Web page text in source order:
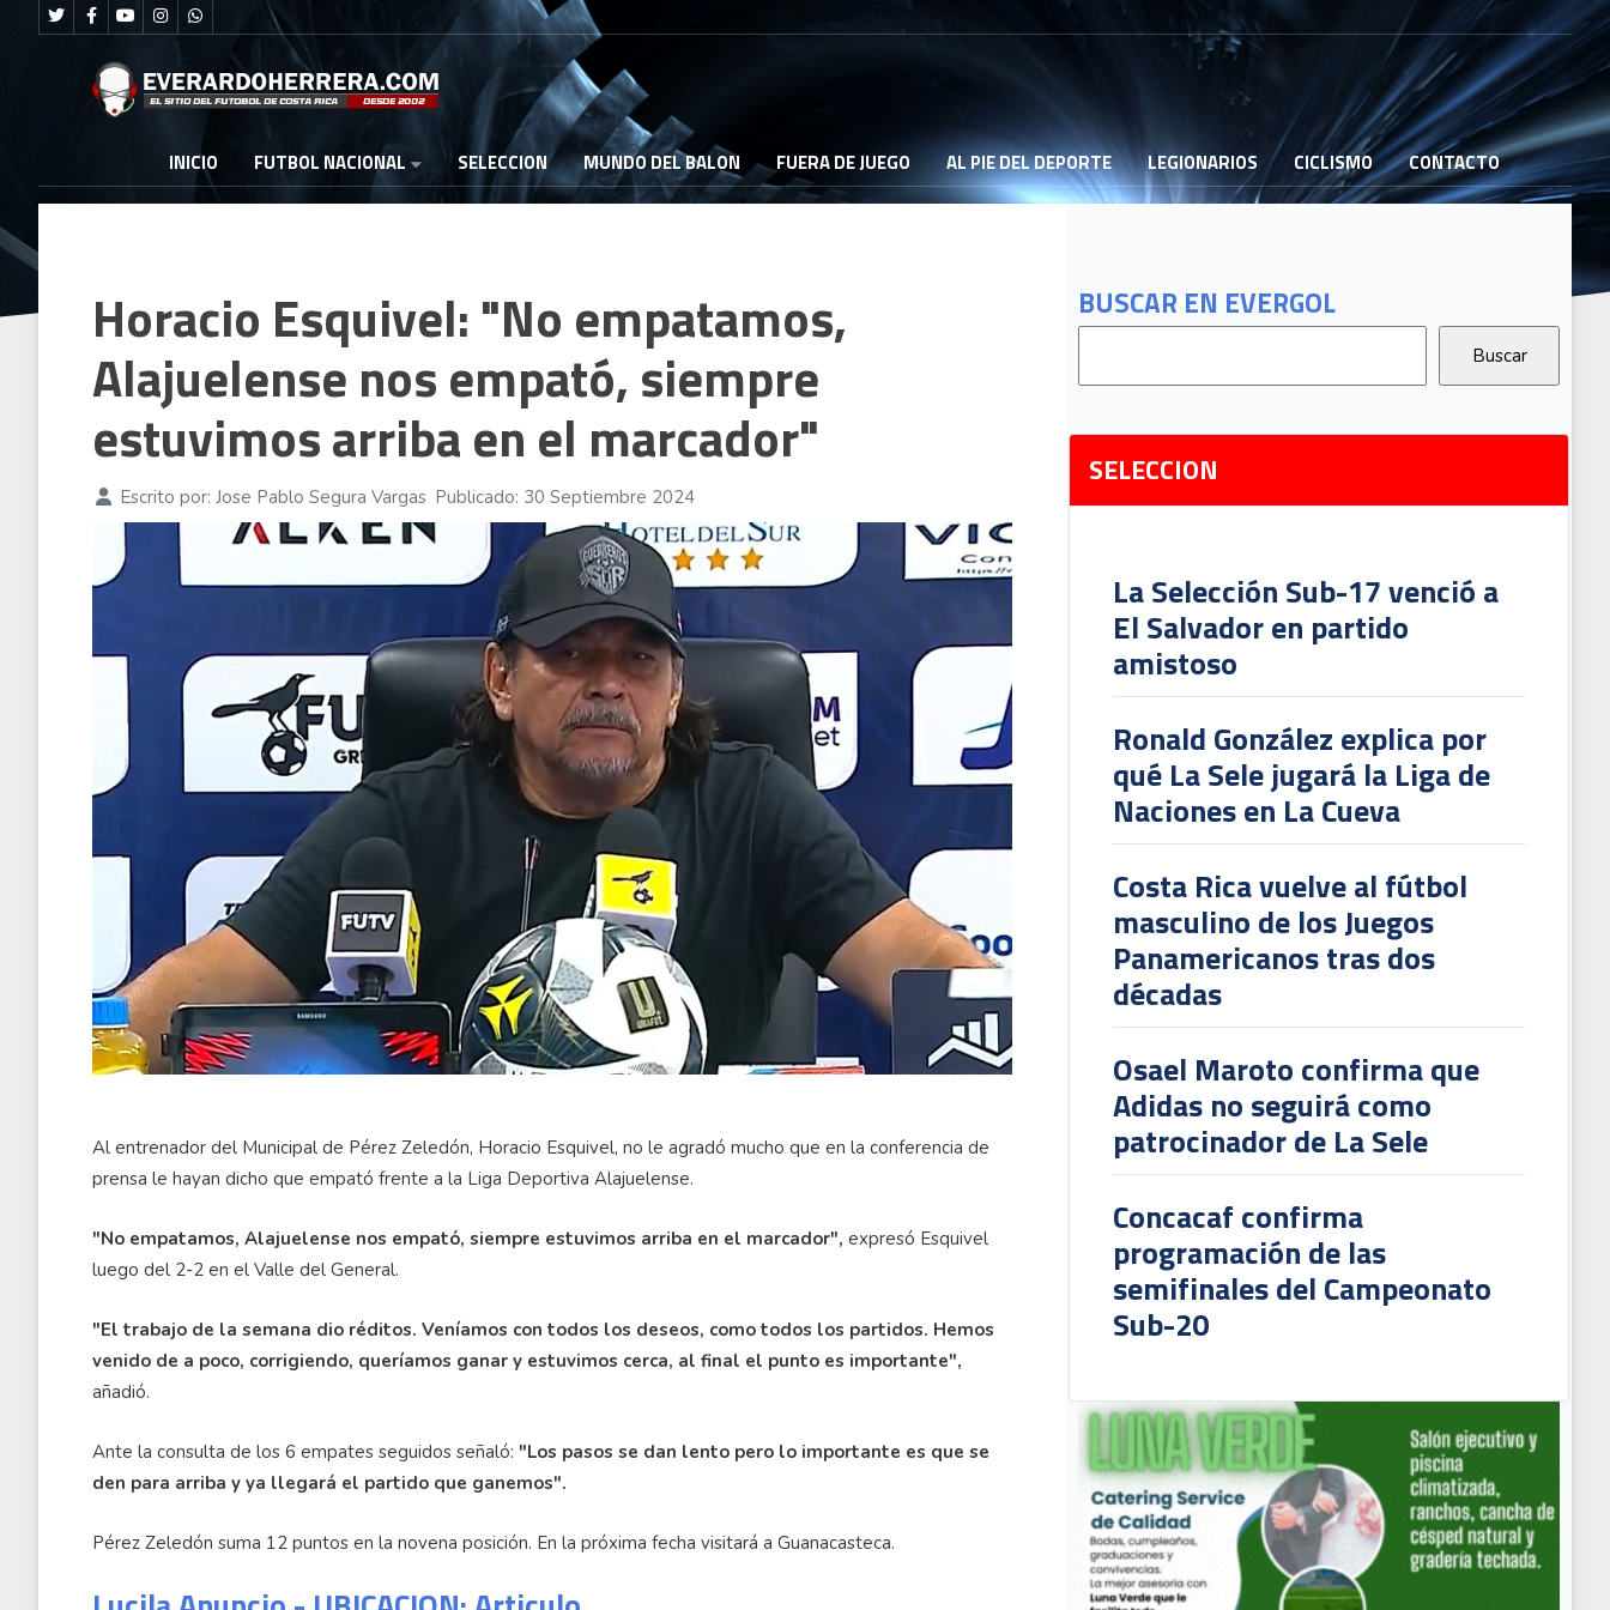
INICIO FUTBOL NACIONAL SELECCION MUNDO DEL BALON FUERA DE JUEGO AL PIE DEL DEPORTE LEGIONARIOS CICLISMO CONTACTO
BUSCAR EN EVERGOL
SELECCION
La Selección Sub-17 venció a
El Salvador en partido
amistoso
Ronald González explica por
qué La Sele jugará la Liga de
Naciones en La Cueva
Costa Rica vuelve al fútbol
masculino de los Juegos
Panamericanos tras dos
décadas
Osael Maroto confirma que
Adidas no seguirá como
patrocinador de La Sele
Concacaf confirma
programación de las
semifinales del Campeonato
Sub-20
Horacio Esquivel: "No empatamos,
Alajuelense nos empató, siempre
estuvimos arriba en el marcador"
Escrito por: Jose Pablo Segura Vargas Publicado: 30 Septiembre 2024
Al entrenador del Municipal de Pérez Zeledón, Horacio Esquivel, no le agradó mucho que en la conferencia de
prensa le hayan dicho que empató frente a la Liga Deportiva Alajuelense.
"No empatamos, Alajuelense nos empató, siempre estuvimos arriba en el marcador", expresó Esquivel
luego del 2-2 en el Valle del General.
"El trabajo de la semana dio réditos. Veníamos con todos los deseos, como todos los partidos. Hemos
venido de a poco, corrigiendo, queríamos ganar y estuvimos cerca, al final el punto es importante",
añadió.
Ante la consulta de los 6 empates seguidos señaló: "Los pasos se dan lento pero lo importante es que se
den para arriba y ya llegará el partido que ganemos".
Pérez Zeledón suma 12 puntos en la novena posición. En la próxima fecha visitará a Guanacasteca.